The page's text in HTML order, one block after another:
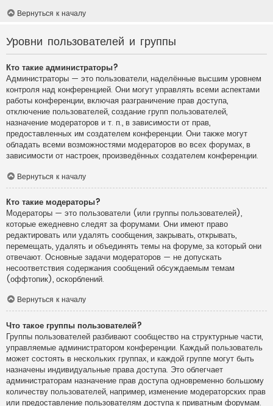
Вернуться к началу
Уровни пользователей и группы
Кто такие администраторы?
Администраторы — это пользователи, наделённые высшим уровнем
контроля над конференцией. Они могут управлять всеми аспектами
работы конференции, включая разграничение прав доступа,
отключение пользователей, создание групп пользователей,
назначение модераторов и т. п., в зависимости от прав,
предоставленных им создателем конференции. Они также могут
обладать всеми возможностями модераторов во всех форумах, в
зависимости от настроек, произведённых создателем конференции.
Вернуться к началу
Кто такие модераторы?
Модераторы — это пользователи (или группы пользователей),
которые ежедневно следят за форумами. Они имеют право
редактировать или удалять сообщения, закрывать, открывать,
перемещать, удалять и объединять темы на форуме, за который они
отвечают. Основные задачи модераторов — не допускать
несоответствия содержания сообщений обсуждаемым темам
(оффтопик), оскорблений.
Вернуться к началу
Что такое группы пользователей?
Группы пользователей разбивают сообщество на структурные части,
управляемые администратором конференции. Каждый пользователь
может состоять в нескольких группах, и каждой группе могут быть
назначены индивидуальные права доступа. Это облегчает
администраторам назначение прав доступа одновременно большому
количеству пользователей, например, изменение модераторских прав
или предоставление пользователям доступа к приватным форумам.